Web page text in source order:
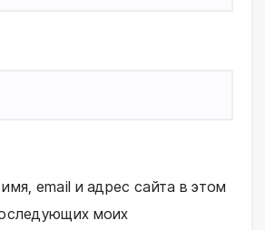
email и адрес сайта в этом
моих